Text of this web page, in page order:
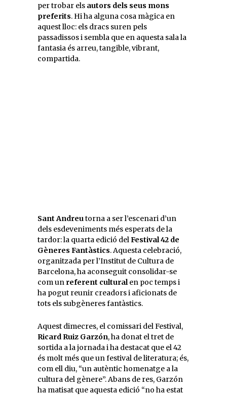
per trobar els autors dels seus mons
preferits. Hi ha alguna cosa màgica en
aquest lloc: els dracs suren pels
passadissos i sembla que en aquesta sala la
fantasia és arreu, tangible, vibrant,
compartida.
Sant Andreu torna a ser l’escenari d’un
dels esdeveniments més esperats de la
tardor: la quarta edició del Festival 42 de
Gèneres Fantàstics. Aquesta celebració,
organitzada per l’Institut de Cultura de
Barcelona, ha aconseguit consolidar-se
com un referent cultural en poc temps i
ha pogut reunir creadors i aficionats de
tots els subgèneres fantàstics.
Aquest dimecres, el comissari del Festival,
Ricard Ruiz Garzón, ha donat el tret de
sortida a la jornada i ha destacat que el 42
és molt més que un festival de literatura; és,
com ell diu, “un autèntic homenatge a la
cultura del gènere”. Abans de res, Garzón
ha matisat que aquesta edició “no ha estat